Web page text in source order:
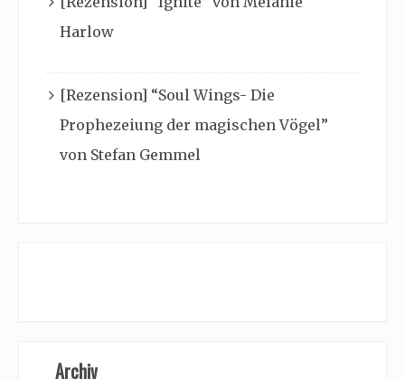
Harlow
[Rezension] “Soul Wings- Die
Prophezeiung der magischen Vögel”
von Stefan Gemmel
Archiv